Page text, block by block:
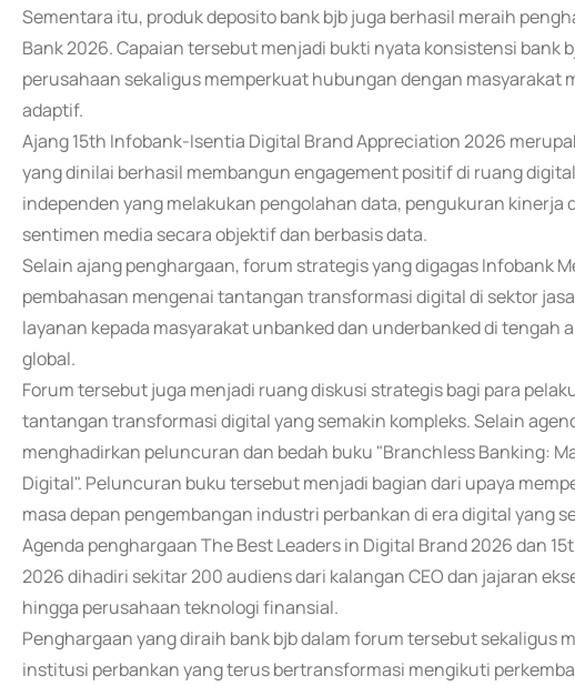
Sementara itu, produk deposito bank bjb juga berhasil meraih
Bank 2026. Capaian tersebut menjadi bukti nyata konsistensi bank
perusahaan sekaligus memperkuat hubungan dengan masyarakat
adaptif.
Ajang 15th Infobank-Isentia Digital Brand Appreciation 2026
yang dinilai berhasil membangun engagement positif di ruang
independen yang melakukan pengolahan data, pengukuran kinerja
sentimen media secara objektif dan berbasis data.
Selain ajang penghargaan, forum strategis yang digagas Infobank
pembahasan mengenai tantangan transformasi digital di sektor
layanan kepada masyarakat unbanked dan underbanked di tengah
global.
Forum tersebut juga menjadi ruang diskusi strategis bagi para
tantangan transformasi digital yang semakin kompleks. Selain
menghadirkan peluncuran dan bedah buku "Branchless Banking:
Digital". Peluncuran buku tersebut menjadi bagian dari upaya
masa depan pengembangan industri perbankan di era digital yang
Agenda penghargaan The Best Leaders in Digital Brand 2026 dan
2026 dihadiri sekitar 200 audiens dari kalangan CEO dan jajaran
hingga perusahaan teknologi finansial.
Penghargaan yang diraih bank bjb dalam forum tersebut sekaligus
institusi perbankan yang terus bertransformasi mengikuti